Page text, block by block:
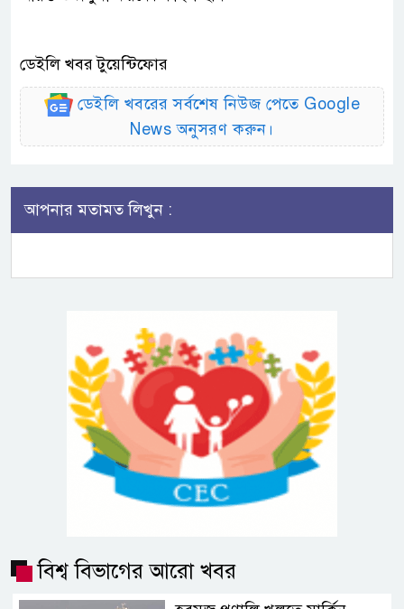
ডেইলি খবর টুয়েন্টিফোর
ডেইলি খবরের সর্বশেষ নিউজ পেতে Google
News অনুসরণ করুন।
আপনার মতামত লিখুন :
বিশ্ব বিভাগের আরো খবর